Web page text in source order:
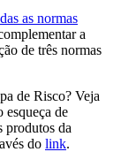
as normas
a
de três normas
de Risco? Veja
esqueça de
produtos da
do link.